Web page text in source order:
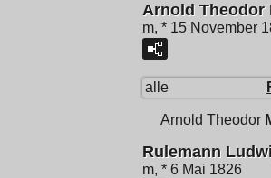
Arnold Theodor
m, * 15 November
alle
Arnold Theodor
Rulemann
m, * 6 Mai 1826